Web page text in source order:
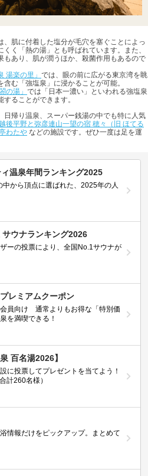
肌に付着した塩分が毛穴を塞ぐことによっ
く「熱の湯」とも呼ばれています。また、
もあり、肌が潤うほか、殺菌作用もあるので
湯楽の里」 では、眼の前に広がる東京湾を眺
む「強塩泉」に浸かることが可能。
の湯」 では「日本一濃い」といわれる強塩泉
ることができます。
日帰り温泉、スーパー銭湯の中でも特に人気
越後平野と弥彦連山一望の宿 穂々（旧 ほてる
わたや などの施設です。ぜひ一度は足を運
温泉年間ランキング2025
中から頂点に選ばれた、2025年の人
サウナランキング2026
ーの投票により、全国No.1サウナが
レミアムクーポン
員向け 通常よりもお得な「特別価
を満喫できる！
百名湯2026】
に投票してプレゼントを当てよう！
計260名様）
情報だけをピックアップ。まとめて